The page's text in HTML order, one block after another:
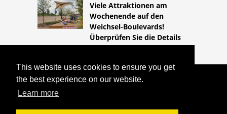
This website uses cookies to ensure you get
the best experience on our website.
Learn more
Viele Attraktionen am
Wochenende auf den
Weichsel-Boulevards!
Überprüfen Sie die Details
COPYRIGHT 2026
HTTPS://LIFESTYLEMED.NET
BEHANDLUNG